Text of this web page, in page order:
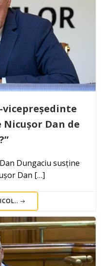
vicepreședinte
Nicușor Dan de
Dungaciu susține
Dan […]